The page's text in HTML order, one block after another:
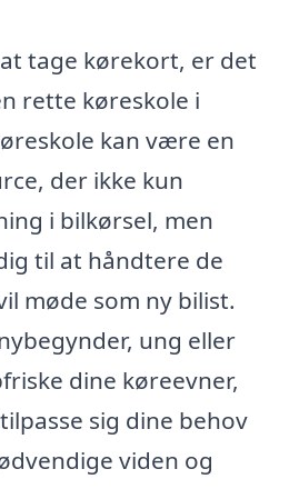
tage kørekort, er det
rette køreskole i
kan være en
der ikke kun
i bilkørsel, men
til at håndtere de
møde som ny bilist.
ung eller
dine køreevner,
sig dine behov
viden og